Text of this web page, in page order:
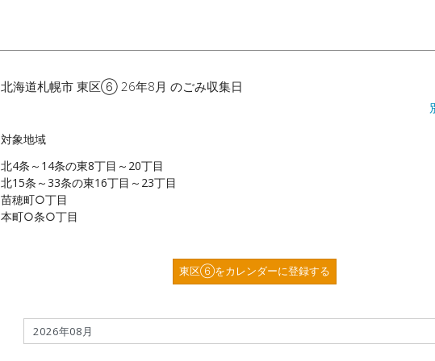
北海道札幌市 東区⑥ 26年8月 のごみ収集日
対象地域
北4条～14条の東8丁目～20丁目
北15条～33条の東16丁目～23丁目
苗穂町○丁目
本町○条○丁目
東区⑥をカレンダーに登録する